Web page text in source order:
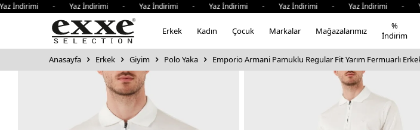
- Yaz İndirimi - Yaz İndirimi - Yaz İndirimi - Yaz İndirimi - Yaz İndirimi -
Erkek Kadın Çocuk Markalar Mağazalarımız
%
İndirim
Anasayfa Erkek Giyim Polo Yaka Emporio Armani Pamuklu Regular Fit Yarım Fermuarlı